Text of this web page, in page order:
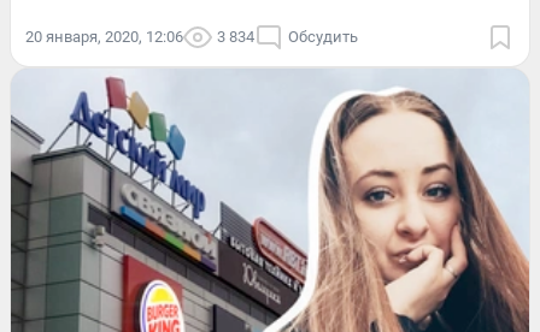
20 января, 2020, 12:06 3 834 Обсудить